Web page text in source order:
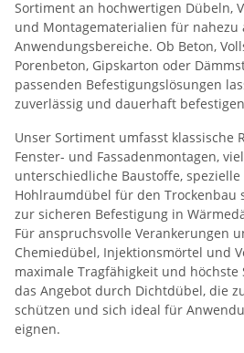
Sortiment an hochwertigen Dübeln,
und Montagematerialien für nahezu
Anwendungsbereiche. Ob Beton,
Porenbeton, Gipskarton oder
passenden Befestigungslösungen
zuverlässig und dauerhaft
Unser Sortiment umfasst klassische
Fenster- und Fassadenmontagen,
unterschiedliche Baustoffe,
Hohlraumdübel für den Trockenbau
zur sicheren Befestigung in
Für anspruchsvolle Verankerungen
Chemiedübel, Injektionsmörtel und
maximale Tragfähigkeit und
das Angebot durch Dichtdübel, die
schützen und sich ideal für
eignen.